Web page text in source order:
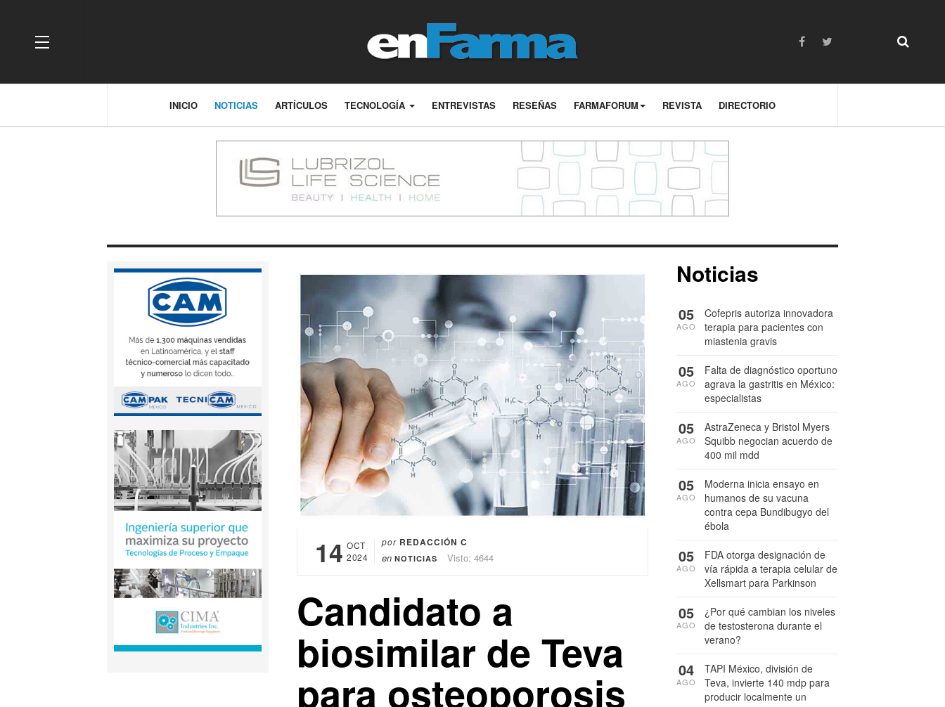
OFF CANVAS
INICIO NOTICIAS ARTÍCULOS TECNOLOGÍA ENTREVISTAS RESEÑAS FARMAFORUM REVISTA DIRECTORIO
14 OCT
2024
por REDACCIÓN C
en NOTICIAS Visto: 4644
Candidato a
biosimilar de Teva
para osteoporosis
Noticias
Cofepris autoriza innovadora
terapia para pacientes con
miastenia gravis
05
AGO
Falta de diagnóstico oportuno
agrava la gastritis en México:
especialistas
05
AGO
AstraZeneca y Bristol Myers
Squibb negocian acuerdo de
400 mil mdd
05
AGO
Moderna inicia ensayo en
humanos de su vacuna
contra cepa Bundibugyo del
ébola
05
AGO
FDA otorga designación de
vía rápida a terapia celular de
Xellsmart para Parkinson
05
AGO
¿Por qué cambian los niveles
de testosterona durante el
verano?
05
AGO
TAPI México, división de
Teva, invierte 140 mdp para
producir localmente un
04
AGO